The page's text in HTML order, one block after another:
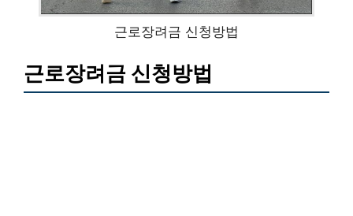
근로장려금 신청방법
근로장려금 신청방법